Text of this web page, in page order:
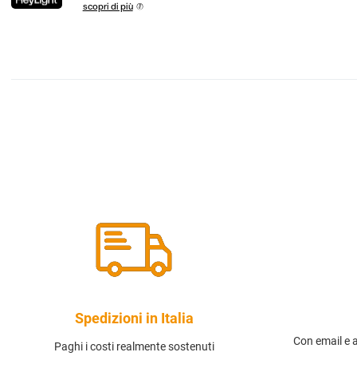
scopri di più
Spedizioni in Italia
Paghi i costi realmente sostenuti
Con email e